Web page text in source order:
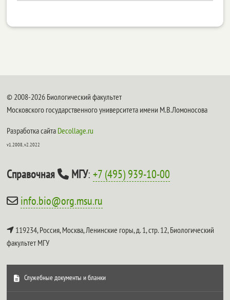
© 2008-2026 Биологический факультет
Московского государственного университета имени М.В.Ломоносова
Разработка сайта Decollage.ru
v1.2008, v2.2022
Справочная МГУ:+7 (495) 939-10-00
info.bio@org.msu.ru
119234, Россия, Москва, Ленинские горы, д. 1, стр. 12,Биологический
факультет МГУ
Служебные документы и бланки